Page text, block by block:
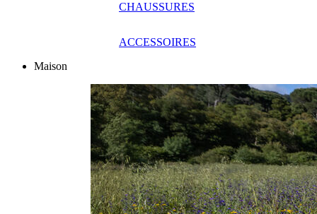
CHAUSSURES
ACCESSOIRES
Maison